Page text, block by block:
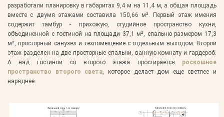
разработали планировку в габаритах 9,4 м на 11,4 м, а общая площадь
вместе с двумя этажами составила 150,66 м². Первый этаж имения
содержит тамбур - прихожую, студийное пространство кухни,
объединенной с гостиной на площади 37,1 м², спальню размером 17,3
м², просторный санузел и техпомещение с отдельным выходом. Второй
этаж разделен на две просторные спальни, ванную комнату и гардероб.
А над гостиной со второго этажа простирается роскошное
пространство второго света, которое делает дом еще светлее и
наряднее.